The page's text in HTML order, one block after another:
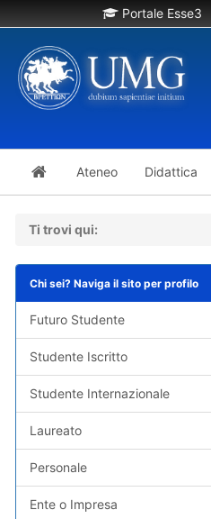
Portale Esse3
Ateneo Didattica
Ti trovi qui:
Chi sei? Naviga il sito per profilo
Futuro Studente
Studente Iscritto
Studente Internazionale
Laureato
Personale
Ente o Impresa